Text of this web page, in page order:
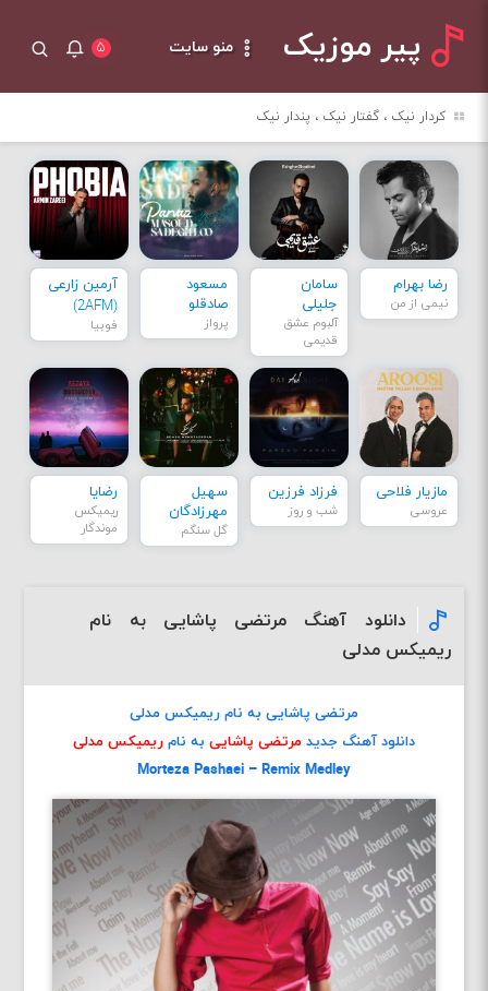
پیر موزیک منو سایت ۵
کردار نیک ، گفتار نیک ، پندار نیک
رضا بهرام
نیمی از من
سامان
جلیلی
آلبوم عشق
قدیمی
مسعود
صادقلو
پرواز
آرمین زارعی
(2AFM)
فوبیا
مازیار فلاحی
عروسی
فرزاد فرزین
شب و روز
سهیل
مهرزادگان
گل سنگم
رضایا
ریمیکس
موندگار
دانلود آهنگ مرتضی پاشایی به نام
ریمیکس مدلی
مرتضی پاشایی به نام ریمیکس مدلی
دانلود آهنگ جدید مرتضی پاشایی به نام ریمیکس مدلی
Morteza Pashaei – Remix Medley